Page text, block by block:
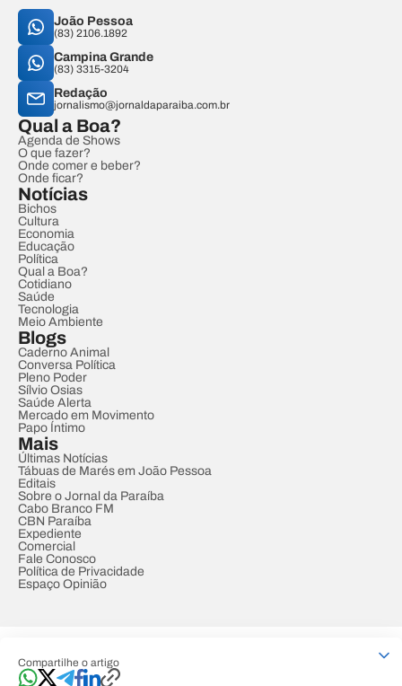
Compartilhe o artigo
João Pessoa
(83) 2106.1892
Campina Grande
(83) 3315-3204
Redação
jornalismo@jornaldaparaiba.com.br
Qual a Boa?
Agenda de Shows
O que fazer?
Onde comer e beber?
Onde ficar?
Notícias
Bichos
Cultura
Economia
Educação
Política
Qual a Boa?
Cotidiano
Saúde
Tecnologia
Meio Ambiente
Blogs
Caderno Animal
Conversa Política
Pleno Poder
Sílvio Osias
Saúde Alerta
Mercado em Movimento
Papo Íntimo
Mais
Últimas Notícias
Tábuas de Marés em João Pessoa
Editais
Sobre o Jornal da Paraíba
Cabo Branco FM
CBN Paraíba
Expediente
Comercial
Fale Conosco
Política de Privacidade
Espaço Opinião
Developed by Designed by